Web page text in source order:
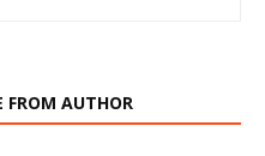
FROM AUTHOR